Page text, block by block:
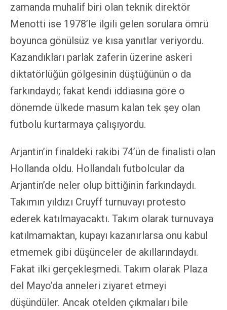
zamanda muhalif biri olan teknik direktör
Menotti ise 1978’le ilgili gelen sorulara ömrü
boyunca gönülsüz ve kısa yanıtlar veriyordu.
Kazandıkları parlak zaferin üzerine askeri
diktatörlüğün gölgesinin düştüğünün o da
farkındaydı; fakat kendi iddiasına göre o
dönemde ülkede masum kalan tek şey olan
futbolu kurtarmaya çalışıyordu.
Arjantin’in finaldeki rakibi 74’ün de finalisti olan
Hollanda oldu. Hollandalı futbolcular da
Arjantin’de neler olup bittiğinin farkındaydı.
Takımın yıldızı Cruyff turnuvayı protesto
ederek katılmayacaktı. Takım olarak turnuvaya
katılmamaktan, kupayı kazanırlarsa onu kabul
etmemek gibi düşünceler de akıllarındaydı.
Fakat ilki gerçekleşmedi. Takım olarak Plaza
del Mayo’da anneleri ziyaret etmeyi
düşündüler. Ancak otelden çıkmaları bile